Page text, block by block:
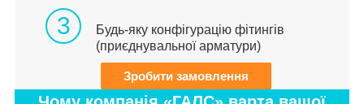
3
Будь-яку конфігурацію фітингів
(приєднувальної арматури)
Зробити замовлення